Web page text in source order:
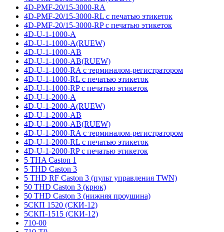
4D-PMF-20/15-3000-RA
4D-PMF-20/15-3000-RL с печатью этикеток
4D-PMF-20/15-3000-RP с печатью этикеток
4D-U-1-1000-A
4D-U-1-1000-A(RUEW)
4D-U-1-1000-AB
4D-U-1-1000-AB(RUEW)
4D-U-1-1000-RA с терминалом-регистратором
4D-U-1-1000-RL с печатью этикеток
4D-U-1-1000-RP с печатью этикеток
4D-U-1-2000-A
4D-U-1-2000-A(RUEW)
4D-U-1-2000-AB
4D-U-1-2000-AB(RUEW)
4D-U-1-2000-RA с терминалом-регистратором
4D-U-1-2000-RL с печатью этикеток
4D-U-1-2000-RP с печатью этикеток
5 THA Caston 1
5 THD Caston 3
5 THD RF Caston 3 (пульт управления TWN)
50 THD Caston 3 (крюк)
50 THD Caston 3 (нижняя проушина)
5СКП 1520 (СКИ-12)
5СКП-1515 (СКИ-12)
710-00